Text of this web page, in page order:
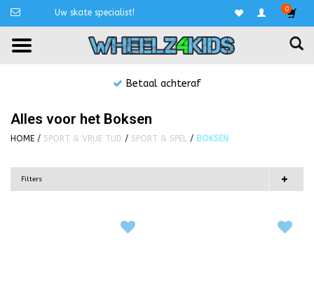
Uw skate specialist! 0
Niet goed, geld terug!
Alles voor het Boksen
HOME / SPORT & VRIJE TIJD / SPORT & SPEL / BOKSEN
Filters